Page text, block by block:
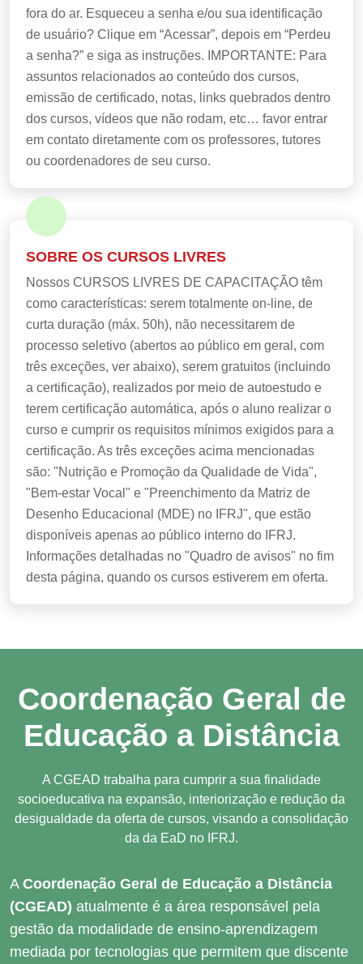
fora do ar. Esqueceu a senha e/ou sua identificação
de usuário? Clique em “Acessar”, depois em “Perdeu
a senha?” e siga as instruções. IMPORTANTE: Para
assuntos relacionados ao conteúdo dos cursos,
emissão de certificado, notas, links quebrados dentro
dos cursos, vídeos que não rodam, etc… favor entrar
em contato diretamente com os professores, tutores
ou coordenadores de seu curso.
SOBRE OS CURSOS LIVRES
Nossos CURSOS LIVRES DE CAPACITAÇÃO têm
como características: serem totalmente on-line, de
curta duração (máx. 50h), não necessitarem de
processo seletivo (abertos ao público em geral, com
três exceções, ver abaixo), serem gratuitos (incluindo
a certificação), realizados por meio de autoestudo e
terem certificação automática, após o aluno realizar o
curso e cumprir os requisitos mínimos exigidos para a
certificação. As três exceções acima mencionadas
são: "Nutrição e Promoção da Qualidade de Vida",
"Bem-estar Vocal" e "Preenchimento da Matriz de
Desenho Educacional (MDE) no IFRJ", que estão
disponíveis apenas ao público interno do IFRJ.
Informações detalhadas no "Quadro de avisos" no fim
desta página, quando os cursos estiverem em oferta.
Coordenação Geral de
Educação a Distância
A CGEAD trabalha para cumprir a sua finalidade
socioeducativa na expansão, interiorização e redução da
desigualdade da oferta de cursos, visando a consolidação
da da EaD no IFRJ.
A Coordenação Geral de Educação a Distância
(CGEAD) atualmente é a área responsável pela
gestão da modalidade de ensino-aprendizagem
mediada por tecnologias que permitem que discente